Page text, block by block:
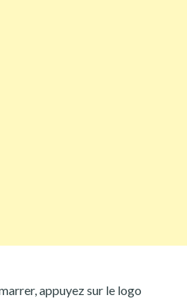
appuyez sur le logo